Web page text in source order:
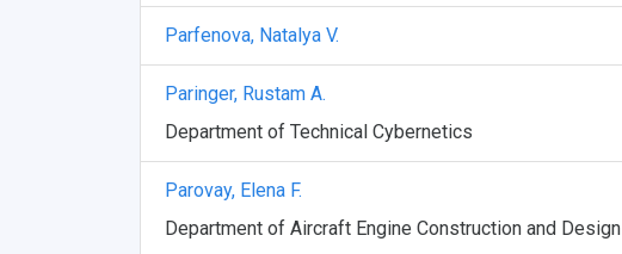
Parfenova, Natalya V.
Paringer, Rustam A.
Department of Technical Cybernetics
Parovay, Elena F.
Department of Aircraft Engine Construction and Design